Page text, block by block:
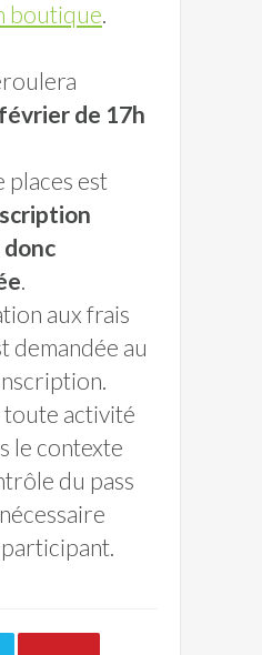
boutique.
de 17h
places est
.
aux frais
demandée au
activité
le contexte
du pass